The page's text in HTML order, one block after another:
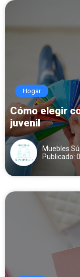
Hogar
Cómo elegir
juvenil
Muebles
Publicado: